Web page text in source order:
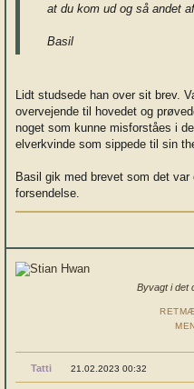
at du kom ud og så andet
Basil
Lidt studsede han over sit brev.
overvejende til hovedet og
noget som kunne misforståes i
elverkvinde som sippede til sin
Basil gik med brevet som det
forsendelse.
Byvagt i det
Tatti 21.02.2023 00:32